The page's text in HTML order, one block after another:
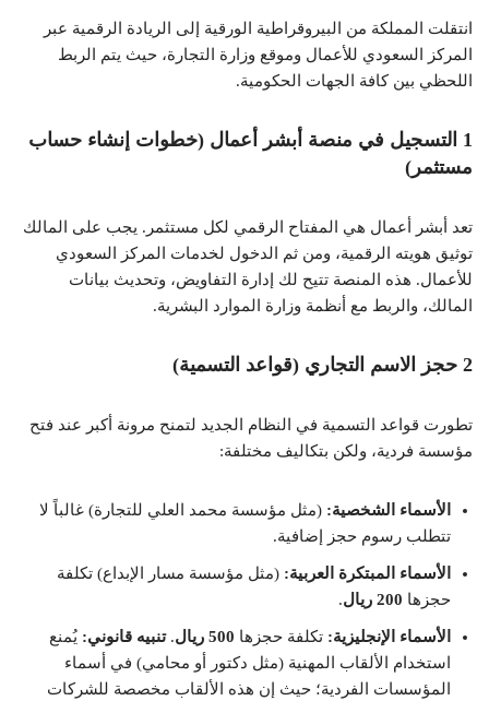
انتقلت المملكة من البيروقراطية الورقية إلى الريادة الرقمية عبر
المركز السعودي للأعمال وموقع وزارة التجارة، حيث يتم الربط
اللحظي بين كافة الجهات الحكومية.
1 التسجيل في منصة أبشر أعمال (خطوات إنشاء حساب
مستثمر)
تعد أبشر أعمال هي المفتاح الرقمي لكل مستثمر. يجب على المالك
توثيق هويته الرقمية، ومن ثم الدخول لخدمات المركز السعودي
للأعمال. هذه المنصة تتيح لك إدارة التفاويض، وتحديث بيانات
المالك، والربط مع أنظمة وزارة الموارد البشرية.
2 حجز الاسم التجاري (قواعد التسمية)
تطورت قواعد التسمية في النظام الجديد لتمنح مرونة أكبر عند فتح
مؤسسة فردية، ولكن بتكاليف مختلفة:
الأسماء الشخصية: (مثل مؤسسة محمد العلي للتجارة) غالباً لا
تتطلب رسوم حجز إضافية.
الأسماء المبتكرة العربية: (مثل مؤسسة مسار الإبداع) تكلفة
حجزها 200 ريال .
الأسماء الإنجليزية: تكلفة حجزها 500 ريال .تنبيه قانوني: يُمنع
استخدام الألقاب المهنية (مثل دكتور أو محامي) في أسماء
المؤسسات الفردية؛ حيث إن هذه الألقاب مخصصة للشركات